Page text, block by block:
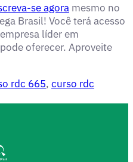
se agora mesmo no
Brasil! Você terá acesso
líder em
oferecer. Aproveite
rdc 665, curso rdc